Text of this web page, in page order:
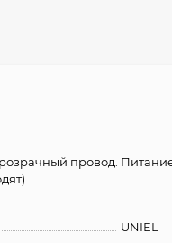
провод.
UNIEL